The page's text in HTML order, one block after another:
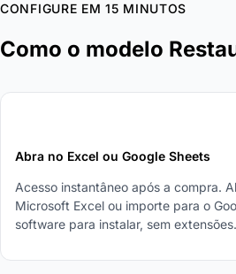
CONFIGURE EM 15 MINUTOS
Como o modelo
Abra no Excel ou Google Sheets
Acesso instantâneo após a compra.
Microsoft Excel ou importe para o
software para instalar, sem extensões.